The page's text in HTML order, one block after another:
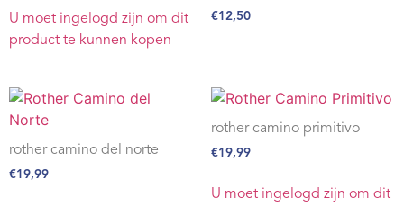
U moet ingelogd zijn om dit
product te kunnen kopen
€12,50
rother camino del norte
€19,99
rother camino primitivo
€19,99
U moet ingelogd zijn om dit